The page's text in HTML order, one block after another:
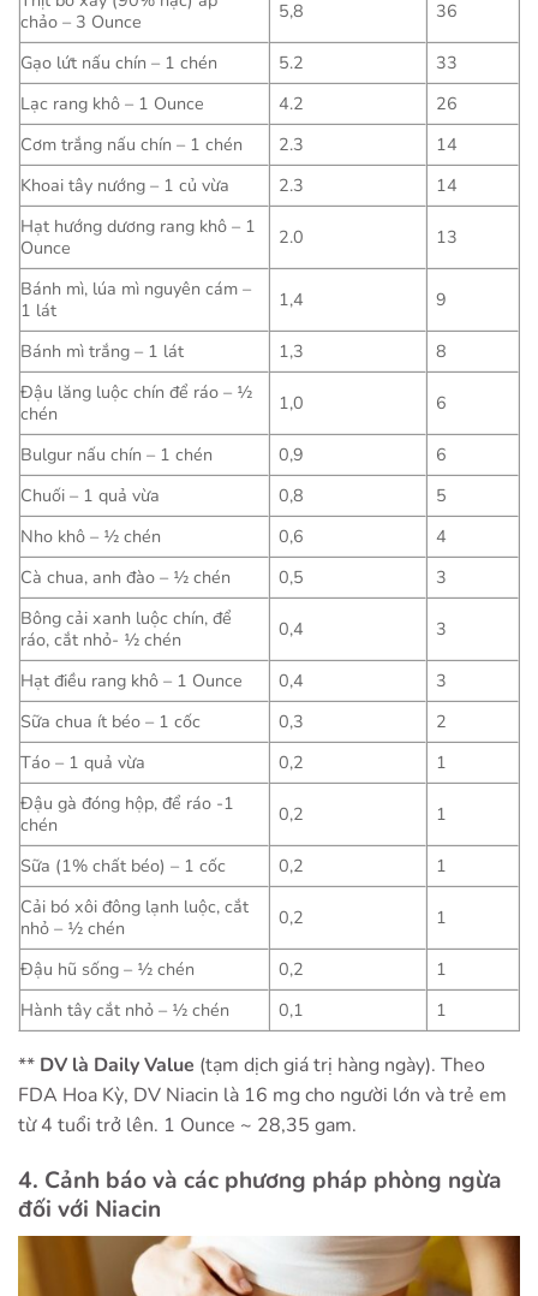
chảo – 3 Ounce
5,8 36
Gạo lứt nấu chín – 1 chén 5.2
33
Lạc rang khô – 1 Ounce
4.2
26
Cơm trắng nấu chín – 1 chén
2.3
14
Khoai tây nướng – 1 củ vừa
2.3
14
Hạt hướng dương rang khô – 1
Ounce
2.0 13
Bánh mì, lúa mì nguyên cám –
1 lát
1,4 9
Bánh mì trắng – 1 lát 1,3
8
Đậu lăng luộc chín để ráo – ½
chén
1,0 6
Bulgur nấu chín – 1 chén 0,9
6
Chuối – 1 quả vừa
0,8
5
Nho khô – ½ chén
0,6
4
Cà chua, anh đào – ½ chén
0,5
3
Bông cải xanh luộc chín, để
ráo, cắt nhỏ- ½ chén
0,4 3
Hạt điều rang khô – 1 Ounce 0,4
3
Sữa chua ít béo – 1 cốc
0,3
2
Táo – 1 quả vừa
0,2
1
Đậu gà đóng hộp, để ráo -1
chén
0,2 1
Sữa (1% chất béo) – 1 cốc 0,2
1
Cải bó xôi đông lạnh luộc, cắt
nhỏ – ½ chén
0,2 1
Đậu hũ sống – ½ chén 0,2
1
Hành tây cắt nhỏ – ½ chén
0,1 1
** DV là Daily Value (tạm dịch giá trị hàng ngày). Theo
FDA Hoa Kỳ, DV Niacin là 16 mg cho người lớn và trẻ em
từ 4 tuổi trở lên. 1 Ounce ~ 28,35 gam.
4. Cảnh báo và các phương pháp phòng ngừa
đối với Niacin